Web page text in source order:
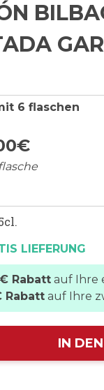
6 flaschen
€
LIEFERUNG
Rabatt auf Ihre
Rabatt auf Ihre
IN